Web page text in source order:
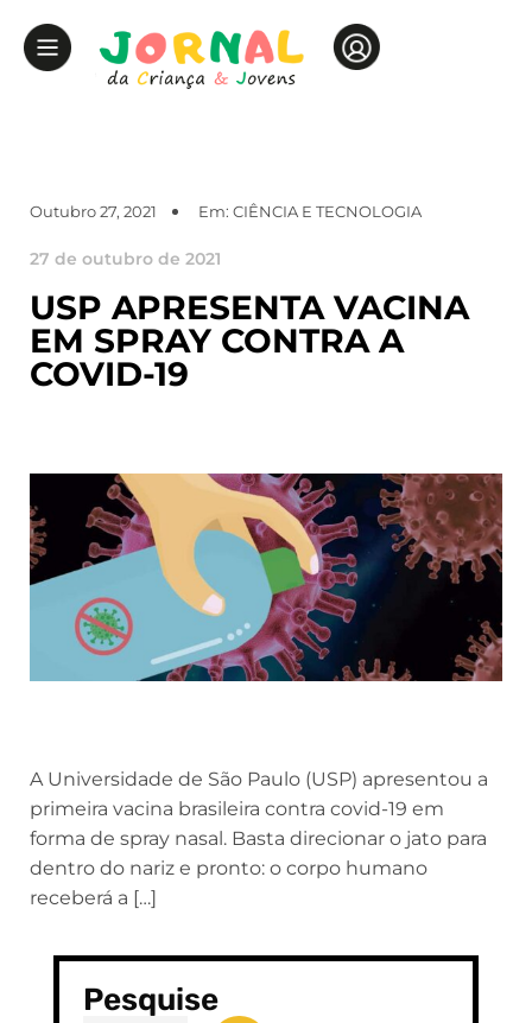
Outubro 27, 2021 Em: CIÊNCIA E TECNOLOGIA
27 de outubro de 2021
USP APRESENTA VACINA
EM SPRAY CONTRA A
COVID-19
A Universidade de São Paulo (USP) apresentou a
primeira vacina brasileira contra covid-19 em
forma de spray nasal. Basta direcionar o jato para
dentro do nariz e pronto: o corpo humano
receberá a […]
Pesquise